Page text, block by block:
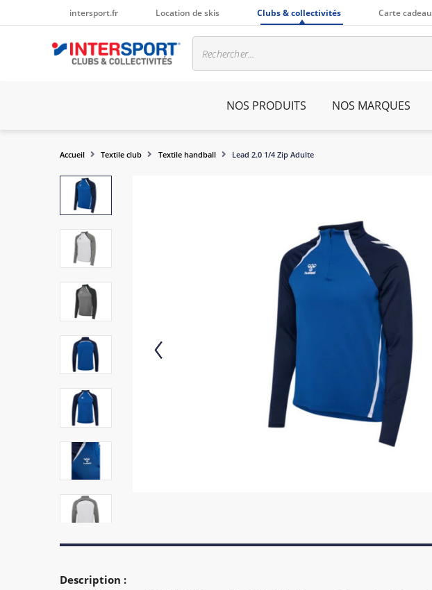
intersport.fr Location de skis Clubs & collectivités Carte cadeau
NOS PRODUITS NOS MARQUES
Accueil Textile club Textile handball Lead 2.0 1/4 Zip Adulte
Description :